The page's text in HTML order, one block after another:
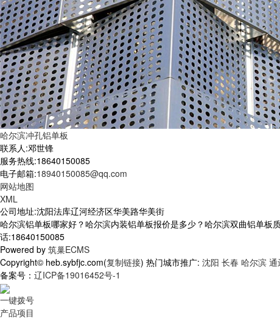
哈尔滨冲孔铝单板
联系人:邓世锋
服务热线:18640150085
电子邮箱:18940150085@qq.com
网站地图
XML
公司地址:沈阳法库辽河经济区华美路华美街
哈尔滨铝单板哪家好？哈尔滨内装铝单板报价是多少？哈尔滨双曲铝单
话:18640150085
Powered by 筑巢ECMS
Copyright© heb.sybfjc.com(复制链接) 热门城市推广: 沈阳 长春 哈尔滨 通
备案号： 辽ICP备19016452号-1
一键拨号
产品项目